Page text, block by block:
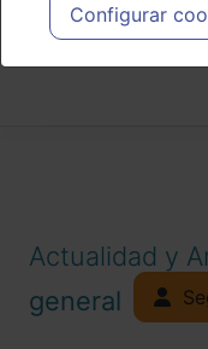
cada caso concreto,
necesidades del
Configurar
Actualidad y
general